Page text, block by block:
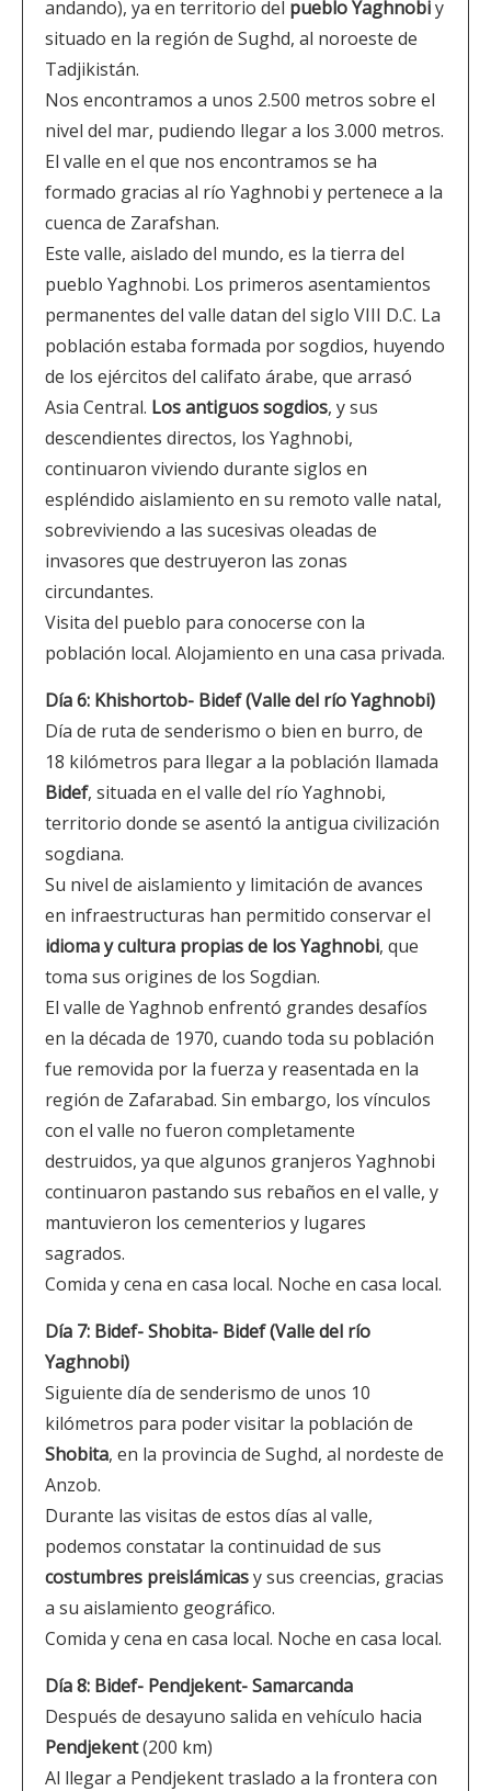
andando), ya en territorio del pueblo Yaghnobiy
situado en la región de Sughd, al noroeste de
Tadjikistán.
Nos encontramos a unos 2.500 metros sobre el
nivel del mar, pudiendo llegar a los 3.000 metros.
El valle en el que nos encontramos se ha
formado gracias al río Yaghnobi y pertenece a la
cuenca de Zarafshan.
Este valle, aislado del mundo, es la tierra del
pueblo Yaghnobi. Los primeros asentamientos
permanentes del valle datan del siglo VIII D.C. La
población estaba formada por sogdios, huyendo
de los ejércitos del califato árabe, que arrasó
Asia Central. Los antiguos sogdios, y sus
descendientes directos, los Yaghnobi,
continuaron viviendo durante siglos en
espléndido aislamiento en su remoto valle natal,
sobreviviendo a las sucesivas oleadas de
invasores que destruyeron las zonas
circundantes.
Visita del pueblo para conocerse con la
población local. Alojamiento en una casa privada.
Día 6: Khishortob- Bidef (Valle del río Yaghnobi)
Día de ruta de senderismo o bien en burro, de
18 kilómetros para llegar a la población llamada
Bidef, situada en el valle del río Yaghnobi,
territorio donde se asentó la antigua civilización
sogdiana.
Su nivel de aislamiento y limitación de avances
en infraestructuras han permitido conservar el
idioma y cultura propias de los Yaghnobi, que
toma sus origines de los Sogdian.
El valle de Yaghnob enfrentó grandes desafíos
en la década de 1970, cuando toda su población
fue removida por la fuerza y reasentada en la
región de Zafarabad. Sin embargo, los vínculos
con el valle no fueron completamente
destruidos, ya que algunos granjeros Yaghnobi
continuaron pastando sus rebaños en el valle, y
mantuvieron los cementerios y lugares
sagrados.
Comida y cena en casa local. Noche en casa local.
Día 7: Bidef- Shobita- Bidef (Valle del río
Yaghnobi)
Siguiente día de senderismo de unos 10
kilómetros para poder visitar la población de
Shobita, en la provincia de Sughd, al nordeste de
Anzob.
Durante las visitas de estos días al valle,
podemos constatar la continuidad de sus
costumbres preislámicasy sus creencias, gracias
a su aislamiento geográfico.
Comida y cena en casa local. Noche en casa local.
Día 8: Bidef- Pendjekent- Samarcanda
Después de desayuno salida en vehículo hacia
Pendjekent(200 km)
Al llegar a Pendjekent traslado a la frontera con